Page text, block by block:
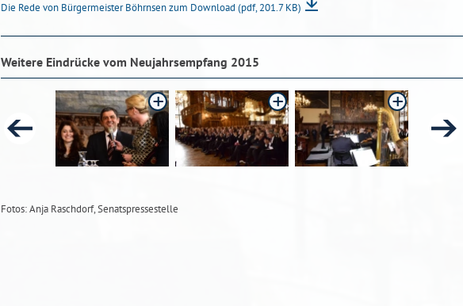
Die Rede von Bürgermeister Böhrnsen zum Download (pdf, 201.7 KB)
Weitere Eindrücke vom Neujahrsempfang 2015
Fotos: Anja Raschdorf, Senatspressestelle